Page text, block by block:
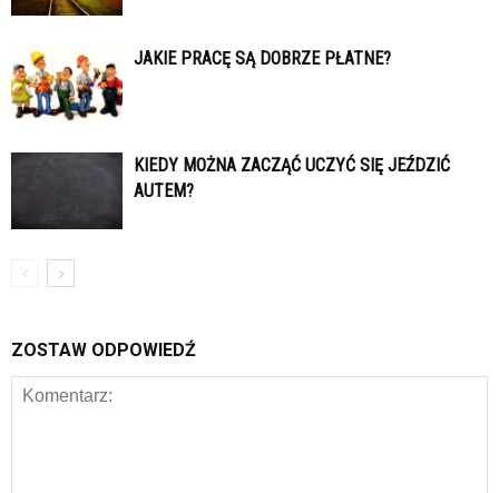
JAKIE PRACĘ SĄ DOBRZE PŁATNE?
KIEDY MOŻNA ZACZĄĆ UCZYĆ SIĘ JEŹDZIĆ
AUTEM?
ZOSTAW ODPOWIEDŹ